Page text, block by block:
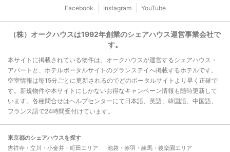
Facebook Instagram YouTube
（株）オークハウスは1992年創業のシェアハウス運営事業会社で
す。
本サイトに掲載されている物件は、オークハウスが運営するシェアハウス・
アパートと、ホテルポータルサイトのグランステイへ掲載するホテルです。
空室情報は毎15分ごとに更新されるのでどのポータルサイトより早く正確で
す。新規物件や本サイトにしかないお得なキャンペーン情報も随時更新して
います。各種問合せはヘルプセンターにて日本語、英語、韓国語、中国語、
フランス語で24時間受付けています。
東京都のシェアハウスを探す
吉祥寺・立川・小金井・町田エリア
池袋・赤羽・練馬・後楽園エリア